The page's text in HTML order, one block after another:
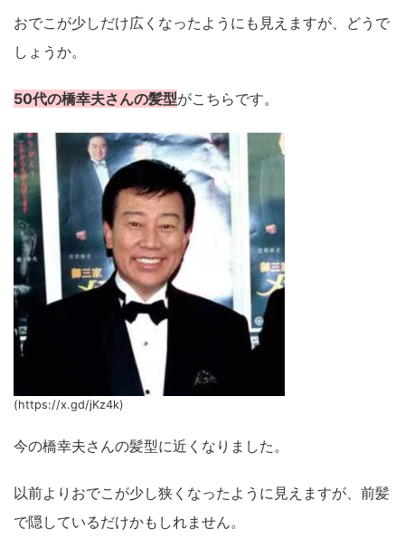
おでこが少しだけ広くなったようにも見えますが、どうで
しょうか。
50代の橋幸夫さんの髪型がこちらです。
(https://x.gd/jKz4k)
今の橋幸夫さんの髪型に近くなりました。
以前よりおでこが少し狭くなったように見えますが、前髪
で隠しているだけかもしれません。